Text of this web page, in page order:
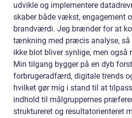
udvikle og implementere
skaber både vækst, engagement
brandværdi. Jeg brænder for at
tænkning med præcis analyse, så
ikke blot bliver synlige, men også
Min tilgang bygger på en dyb
forbrugeradfærd, digitale trends
hvilket gør mig i stand til at
indhold til målgruppernes
struktureret og resultatorienteret